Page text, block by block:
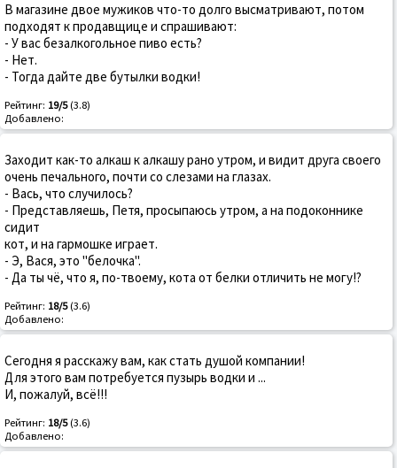
В магазине двое мужиков что-то долго высматривают, потом
подходят к продавщице и спрашивают:
- У вас безалкогольное пиво есть?
- Нет.
- Тогда дайте две бутылки водки!
Рейтинг: 19/5(3.8)
Добавлено:
Заходит как-то алкаш к алкашу рано утром, и видит друга своего
очень печального, почти со слезами на глазах.
- Вась, что случилось?
- Представляешь, Петя, просыпаюсь утром, а на подоконнике
сидит
кот, и на гармошке играет.
- Э, Вася, это "белочка".
- Да ты чё, что я, по-твоему, кота от белки отличить не могу!?
Рейтинг: 18/5(3.6)
Добавлено:
Сегодня я расскажу вам, как стать душой компании!
Для этого вам потребуется пузырь водки и ...
И, пожалуй, всё!!!
Рейтинг: 18/5(3.6)
Добавлено: